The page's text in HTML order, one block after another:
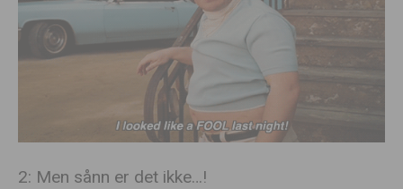
2: Men sånn er det ikke…!